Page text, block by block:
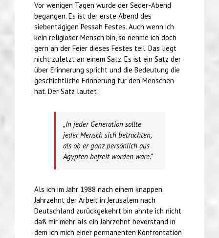
Vor wenigen Tagen wurde der Seder-Abend
begangen. Es ist der erste Abend des
siebentägigen Pessah Festes. Auch wenn ich
kein religiöser Mensch bin, so nehme ich doch
gern an der Feier dieses Festes teil. Das liegt
nicht zuletzt an einem Satz. Es ist ein Satz der
über Erinnerung spricht und die Bedeutung die
geschichtliche Erinnerung für den Menschen
hat. Der Satz lautet:
„In jeder Generation sollte
jeder Mensch sich betrachten,
als ob er ganz persönlich aus
Ägypten befreit worden wäre.“
Als ich im Jahr 1988 nach einem knappen
Jahrzehnt der Arbeit in Jerusalem nach
Deutschland zurückgekehrt bin ahnte ich nicht
daß mir mehr als ein Jahrzehnt bevorstand in
dem ich mich einer permanenten Konfrontation